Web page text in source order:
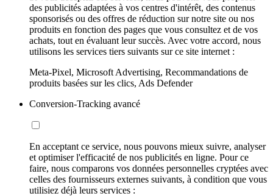
des publicités adaptées à vos centres d'intérêt, des contenus
sponsorisés ou des offres de réduction sur notre site ou nos
produits en fonction des pages que vous consultez et de vos
achats, tout en évaluant leur succès. Avec votre accord, nous
utilisons les services tiers suivants sur ce site internet :
Meta-Pixel, Microsoft Advertising, Recommandations de
produits basées sur les clics, Ads Defender
Conversion-Tracking avancé
En acceptant ce service, nous pouvons mieux suivre, analyser
et optimiser l'efficacité de nos publicités en ligne. Pour ce
faire, nous comparons vos données personnelles cryptées avec
celles des fournisseurs externes suivants, à condition que vous
utilisiez déjà leurs services :